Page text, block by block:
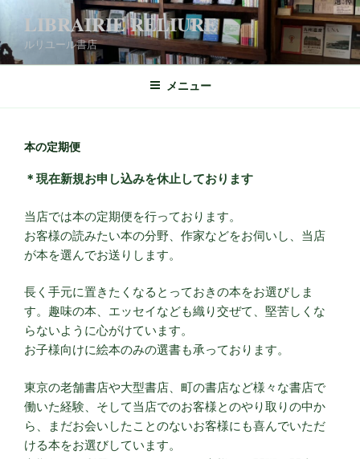
テ
ン
へ
LIBRAIRIE RELIURE
ルリユール書店
メニュー
本の定期便
＊現在新規お申し込みを休止しております
当店では本の定期便を行っております。
お客様の読みたい本の分野、作家などをお伺いし、当店
が本を選んでお送りします。
長く手元に置きたくなるとっておきの本をお選びしま
す。趣味の本、エッセイなども織り交ぜて、堅苦しくな
らないように心がけています。
お子様向けに絵本のみの選書も承っております。
東京の老舗書店や大型書店、町の書店など様々な書店で
働いた経験、そして当店でのお客様とのやり取りの中か
ら、まだお会いしたことのないお客様にも喜んでいただ
ける本をお選びしています。